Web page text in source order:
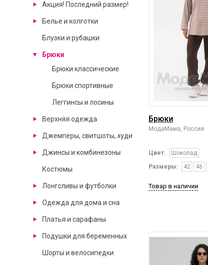
Акция! Последний размер!
Белье и колготки
Блузки и рубашки
Брюки
Брюки классические
Брюки спортивные
Леггинсы и лосины
Верхняя одежда
Джемперы, свитшоты, худи
Джинсы и комбинезоны
Костюмы
Лонгсливы и футболки
Одежда для дома и сна
Платья и сарафаны
Подушки для беременных
Шорты и велосипедки
Брюки
МодаМама, Россия
Цвет:
Шоколад
Размеры:
42 46
Товар в наличии